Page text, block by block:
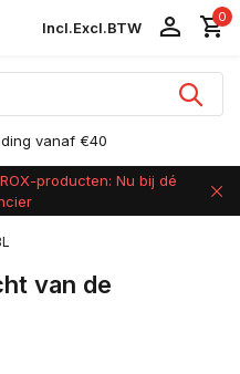
Incl.Excl.BTW
0
vanaf €40
producten: Nu bij dé
van de